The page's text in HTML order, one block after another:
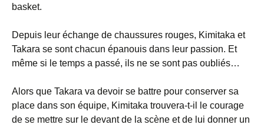
basket.
Depuis leur échange de chaussures rouges, Kimitaka et
Takara se sont chacun épanouis dans leur passion. Et
même si le temps a passé, ils ne se sont pas oubliés…
Alors que Takara va devoir se battre pour conserver sa
place dans son équipe, Kimitaka trouvera-t-il le courage
de se mettre sur le devant de la scène et de lui donner un